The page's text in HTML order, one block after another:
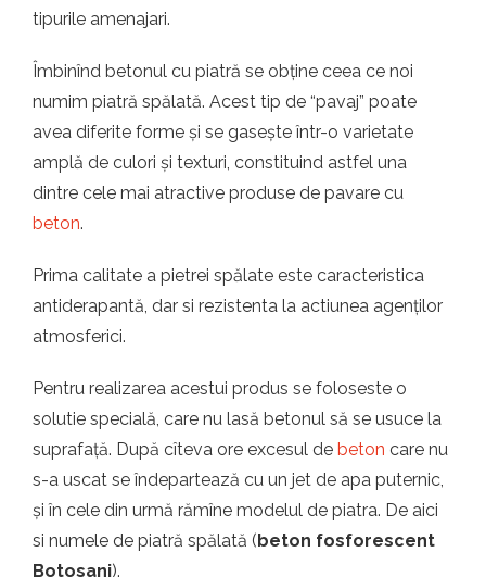
tipurile amenajari.
Îmbinînd betonul cu piatră se obține ceea ce noi
numim piatră spălată. Acest tip de “pavaj” poate
avea diferite forme și se gasește într-o varietate
amplă de culori și texturi, constituind astfel una
dintre cele mai atractive produse de pavare cu
beton.
Prima calitate a pietrei spălate este caracteristica
antiderapantă, dar si rezistenta la actiunea agenților
atmosferici.
Pentru realizarea acestui produs se foloseste o
solutie specială, care nu lasă betonul să se usuce la
suprafață. După cîteva ore excesul de beton care nu
s-a uscat se îndepartează cu un jet de apa puternic,
și în cele din urmă rămîne modelul de piatra. De aici
si numele de piatră spălată (beton fosforescent
Botosani).